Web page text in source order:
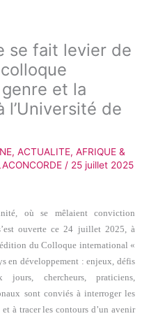
se fait levier de
et la
l’Université de
, ACTUALITE, AFRIQUE &
/ 25 juillet 2025
où se mêlaient conviction
ouverte ce 24 juillet 2025, à
édition duColloque international «
en développement : enjeux, défis
jours, chercheurs, praticiens,
sont conviés à interroger les
à tracer les contours d’un avenir